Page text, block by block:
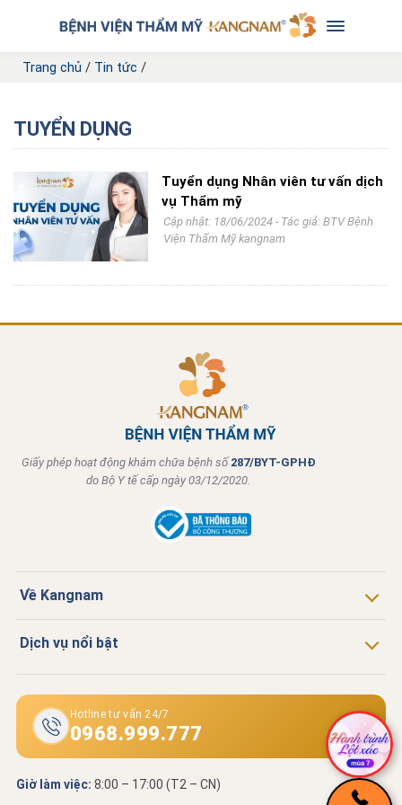
Trang chủ / Tin tức /
TUYỂN DỤNG
Tuyển dụng Nhân viên tư vấn dịch
vụ Thẩm mỹ
Cập nhật: 18/06/2024 - Tác giả: BTV Bệnh
Viện Thẩm Mỹ kangnam
Giấy phép hoạt động khám chữa bệnh số 287/BYT-GPHĐ
do Bộ Y tế cấp ngày 03/12/2020.
Về Kangnam
Dịch vụ nổi bật
Hotline tư vấn 24/7
0968.999.777
Giờ làm việc: 8:00 – 17:00 (T2 – CN)